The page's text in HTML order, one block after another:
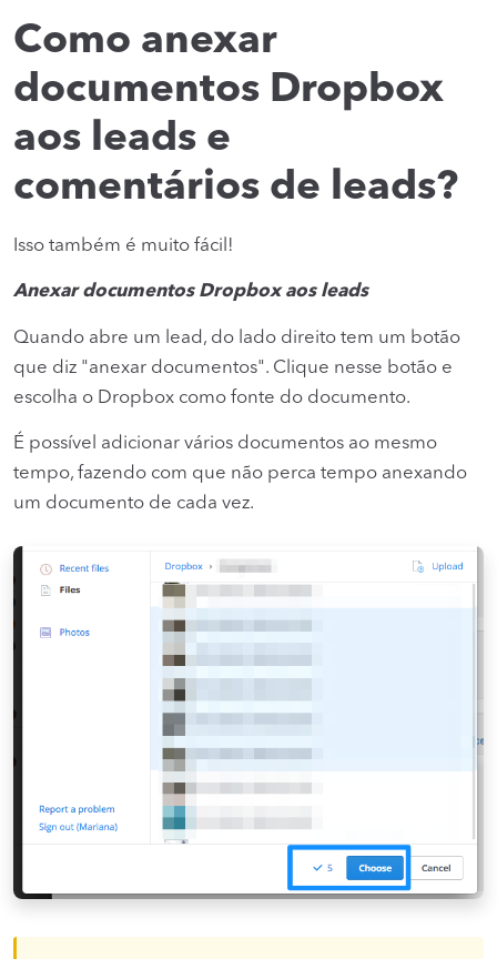
Como anexar
documentos Dropbox
aos leads e
comentários de leads?
Isso também é muito fácil!
Anexar documentos Dropbox aos leads
Quando abre um lead, do lado direito tem um botão
que diz "anexar documentos". Clique nesse botão e
escolha o Dropbox como fonte do documento.
É possível adicionar vários documentos ao mesmo
tempo, fazendo com que não perca tempo anexando
um documento de cada vez.